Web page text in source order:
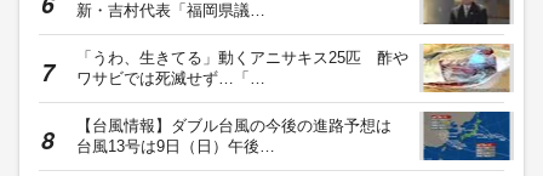
新・吉村代表「福岡県議…
「うわ、生きてる」動くアニサキス25匹 酢や
ワサビでは死滅せず…「…
【台風情報】ダブル台風の今後の進路予想は
台風13号は9日（日）午後…